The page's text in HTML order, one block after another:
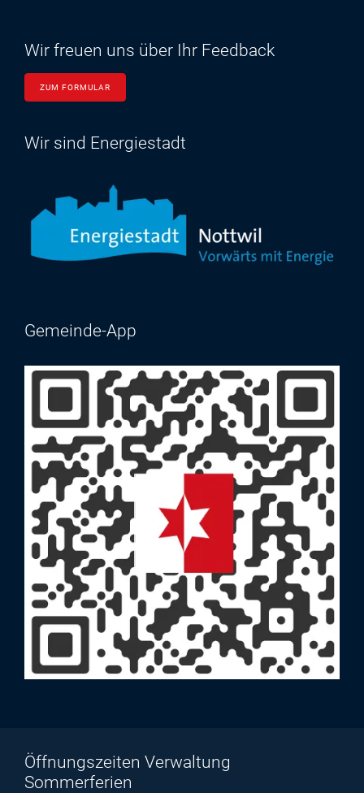
Wir freuen uns über Ihr Feedback
ZUM FORMULAR
Wir sind Energiestadt
Gemeinde-App
Öffnungszeiten Verwaltung
Sommerferien